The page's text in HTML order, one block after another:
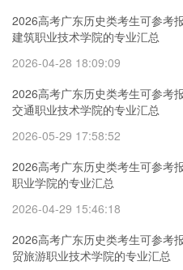
2026高考广东历史类考生可参考
建筑职业技术学院的专业汇总
2026-04-28 18:09:09
2026高考广东历史类考生可参考
交通职业技术学院的专业汇总
2026-05-29 17:58:52
2026高考广东历史类考生可参考
职业学院的专业汇总
2026-04-29 15:46:18
2026高考广东历史类考生可参考
贸旅游职业技术学院的专业汇总